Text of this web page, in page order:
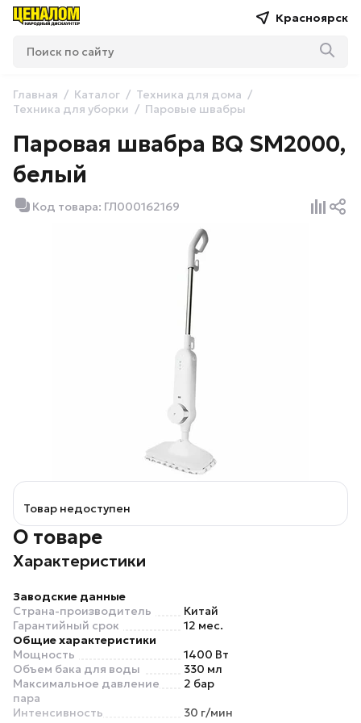
Красноярск
Главная Каталог
Техника для дома
Техника для уборки
Паровые швабры
Паровая швабра BQ SM2000,
белый
Код товара: ГЛ000162169
Товар недоступен
О товаре
Характеристики
Заводские данные
Страна-производитель
Китай
Гарантийный срок
12 мес.
Общие характеристики
Мощность
1400 Вт
Объем бака для воды
330 мл
Максимальное давление
пара
2 бар
Интенсивность
30 г/мин